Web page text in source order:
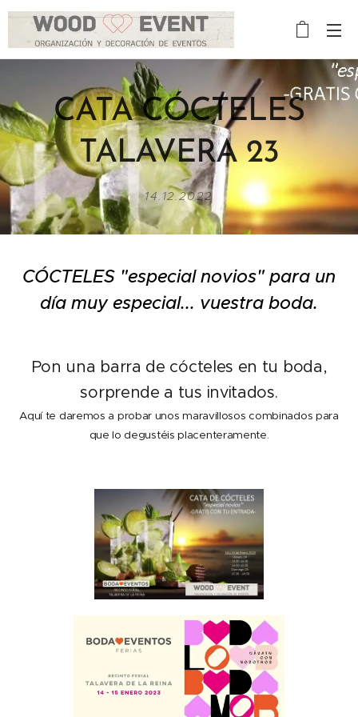
CATA CÓCTELES
TALAVERA 23
14.12.2022
CÓCTELES "especial novios" para un
día muy especial... vuestra boda.
Pon una barra de cócteles en tu boda,
sorprende a tus invitados.
Aquí te daremos a probar unos maravillosos combinados para
que lo degustéis placenteramente.